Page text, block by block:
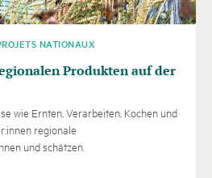
Produkten auf der
NATIONAUX
wie Ernten, Verarbeiten, Kochen und
regionale
und schätzen.